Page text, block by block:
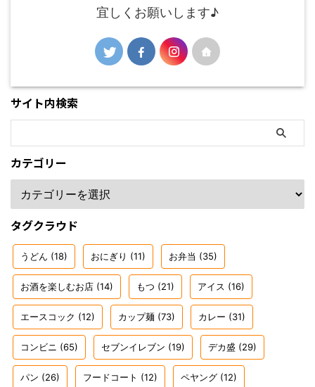
宜しくお願いします♪
サイト内検索
カテゴリー
タグクラウド
うどん (18) おにぎり (11) お弁当 (35)
お酒を楽しむお店 (14) もつ (21) アイス (16)
エースコック (12) カップ麺 (73) カレー (31)
コンビニ (65) セブンイレブン (19) デカ盛 (29)
パン (26) フードコート (12) ペヤング (12)